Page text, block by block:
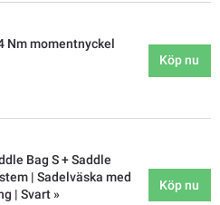
Nm momentnyckel
Köp nu
Bag S + Saddle
| Sadelväska med
| Svart »
Köp nu